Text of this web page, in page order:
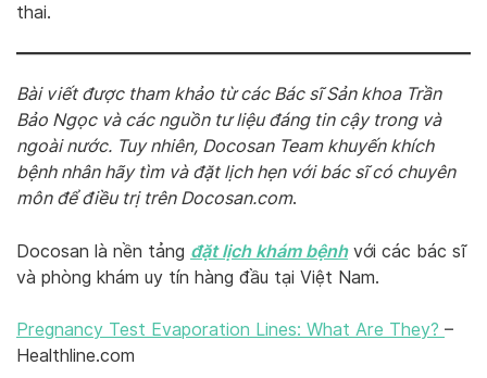
thai.
Bài viết được tham khảo từ các Bác sĩ Sản khoa Trần
Bảo Ngọc và các nguồn tư liệu đáng tin cậy trong và
ngoài nước. Tuy nhiên, Docosan Team khuyến khích
bệnh nhân hãy tìm và đặt lịch hẹn với bác sĩ có chuyên
môn để điều trị trên Docosan.com.
Docosan là nền tảng đặt lịch khám bệnhvới các bác sĩ
và phòng khám uy tín hàng đầu tại Việt Nam.
Pregnancy Test Evaporation Lines: What Are They? –
Healthline.com